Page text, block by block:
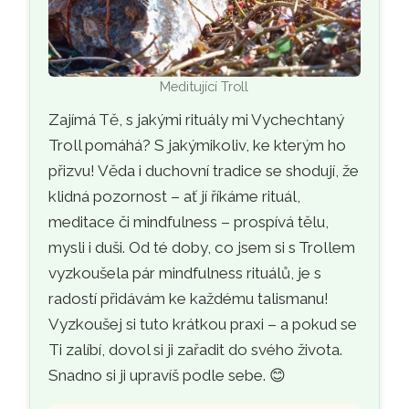
Meditující Troll
Zajímá Tě, s jakými rituály mi Vychechtaný
Troll pomáhá? S jakýmikoliv, ke kterým ho
přizvu! Věda i duchovní tradice se shodují, že
klidná pozornost – ať jí říkáme rituál,
meditace či mindfulness – prospívá tělu,
mysli i duši. Od té doby, co jsem si s Trollem
vyzkoušela pár mindfulness rituálů, je s
radostí přidávám ke každému talismanu!
Vyzkoušej si tuto krátkou praxi – a pokud se
Ti zalíbí, dovol si ji zařadit do svého života.
Snadno si ji upravíš podle sebe. 😊